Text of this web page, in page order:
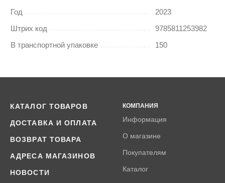
Год
2023
Штрих код
9785811253982
В транспортной упаковке
150
КАТАЛОГ ТОВАРОВ
ДОСТАВКА И ОПЛАТА
ВОЗВРАТ ТОВАРА
АДРЕСА МАГАЗИНОВ
НОВОСТИ
КОМПАНИЯ
Информация
О магазине
Покупателям
Каталог